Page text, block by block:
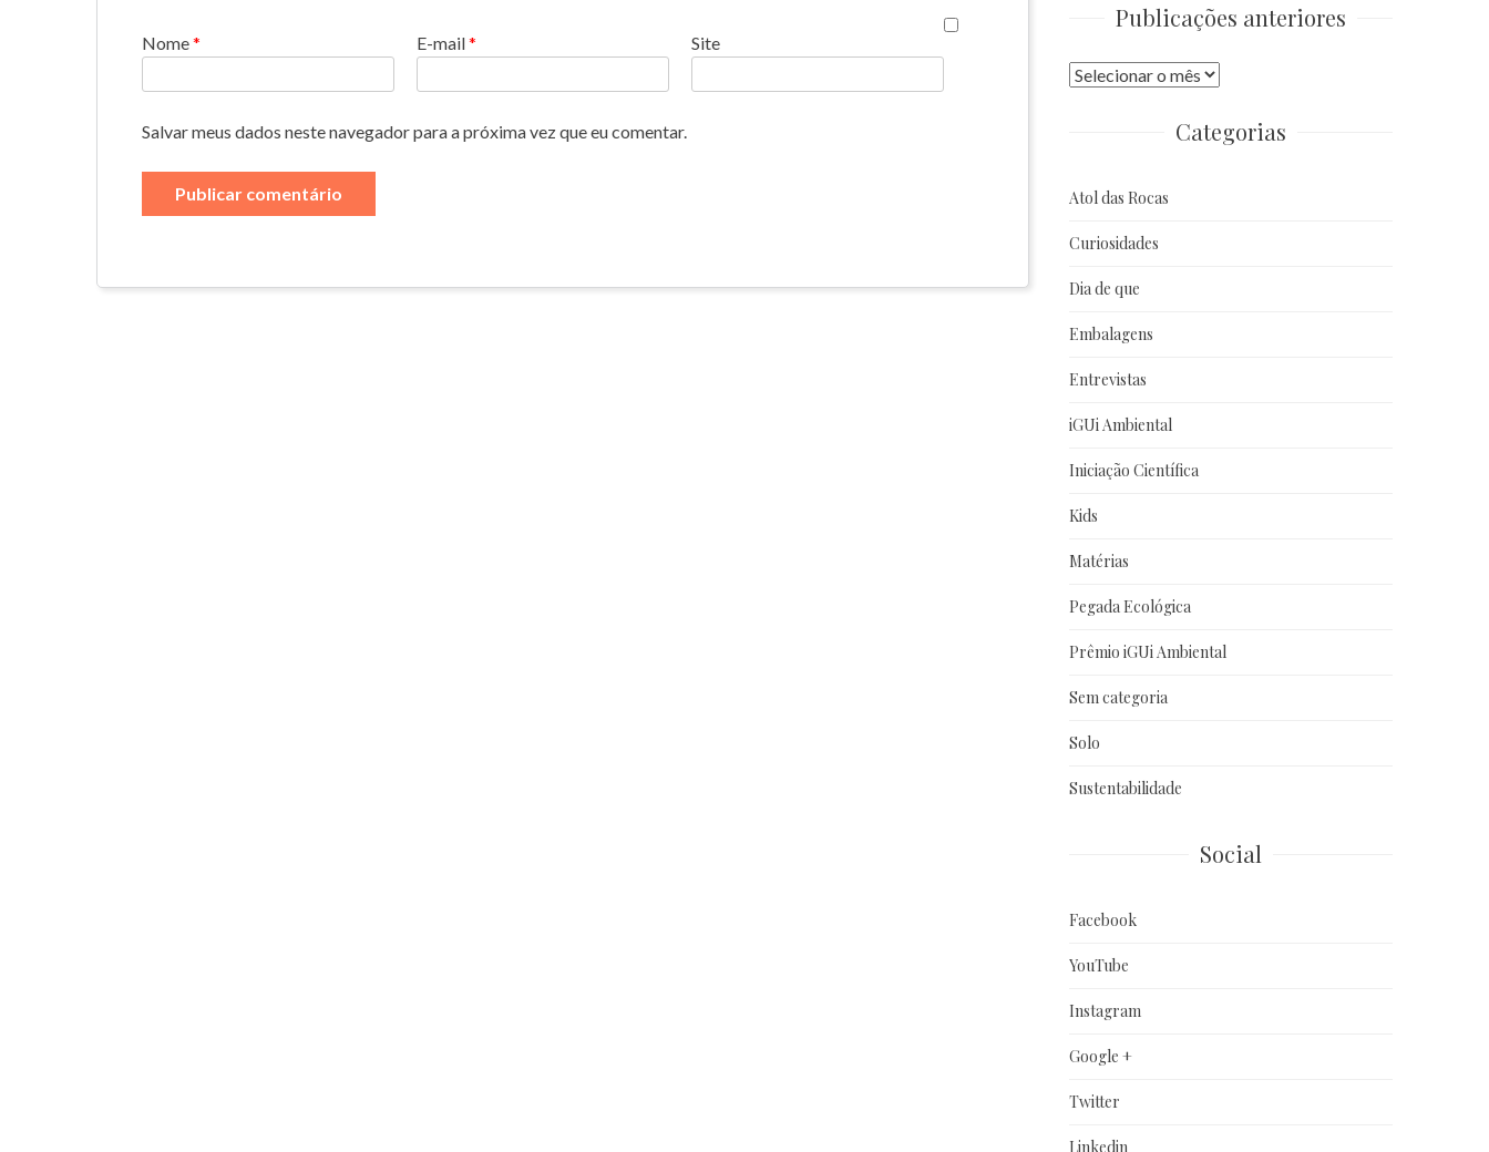
Nome* E-mail* Site
Salvar meus dados neste navegador para a próxima vez que eu comentar.
Publicações anteriores
Publicações
Categorias
Atol das Rocas
Curiosidades
Dia de que
Embalagens
Entrevistas
iGUi Ambiental
Iniciação Científica
Kids
Matérias
Pegada Ecológica
Prêmio iGUi Ambiental
Sem categoria
Solo
Sustentabilidade
Social
Facebook
YouTube
Instagram
Google +
Twitter
Linkedin